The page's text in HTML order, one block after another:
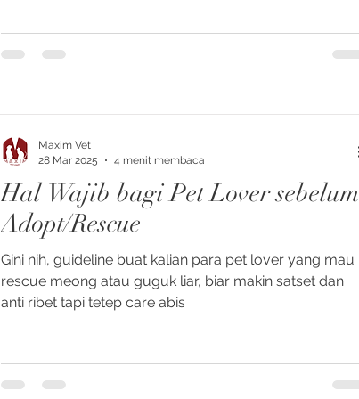
Hal Wajib bagi Pet Lover sebelum
Adopt/Rescue
Gini nih, guideline buat kalian para pet lover yang mau
rescue meong atau guguk liar, biar makin satset dan
anti ribet tapi tetep care abis
Maxim Vet
28 Mar 2025
4 menit membaca